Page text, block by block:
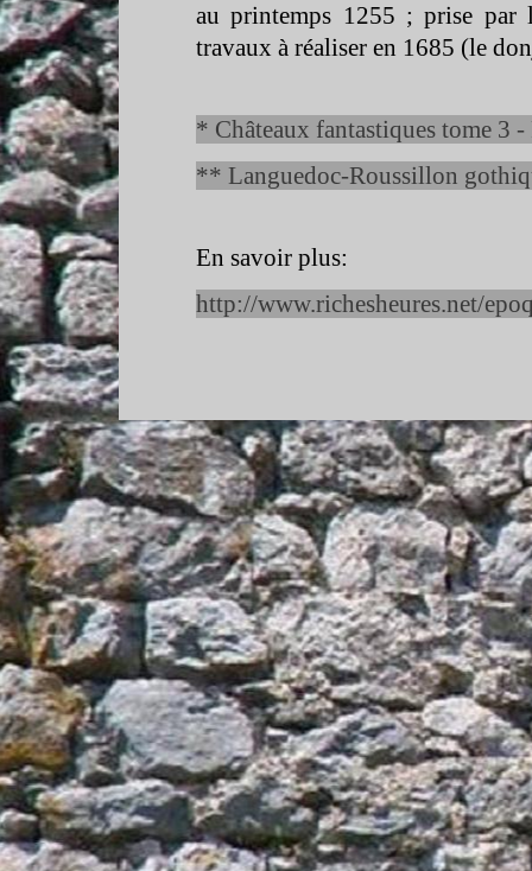
au printemps 1255 ; prise par
travaux à réaliser en 1685 (le
* Châteaux fantastiques tome 3 -
** Languedoc-Roussillon
En savoir plus:
http://www.richesheures.net/